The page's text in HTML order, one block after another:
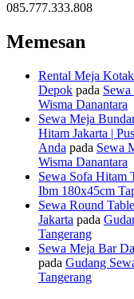
085.777.333.808
Memesan
Rental Meja
Depok pada
Wisma Danantara
Sewa Meja
Hitam Jakarta |
Anda pada Sewa
Wisma Danantara
Sewa Sofa Hitam
Ibm 180x45cm
Sewa Round
Jakarta pada
Tangerang
Sewa Meja Bar
pada Gudang
Tangerang